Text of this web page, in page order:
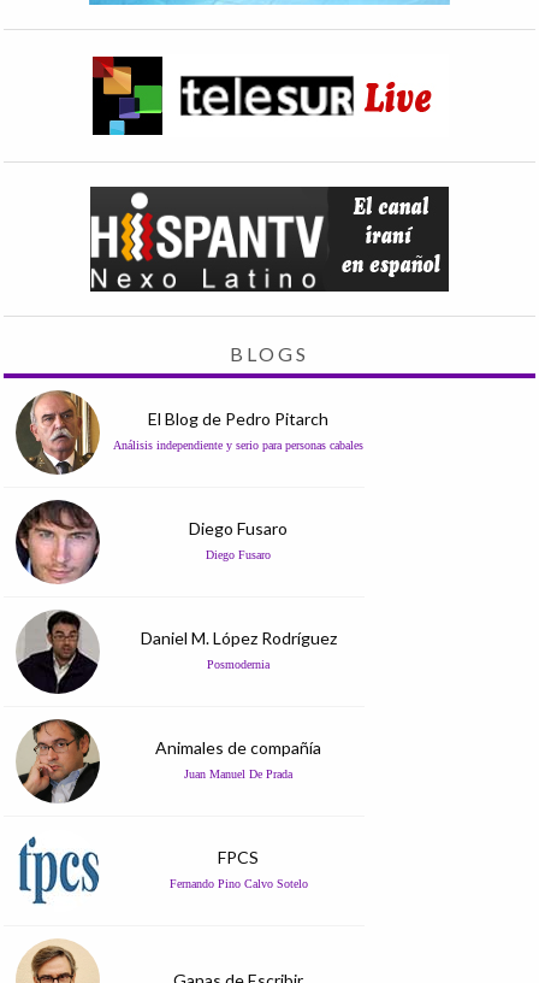
BLOGS
El Blog de Pedro Pitarch
Análisis independiente y serio para personas cabales
Diego Fusaro
Diego Fusaro
Daniel M. López Rodríguez
Posmodernia
Animales de compañía
Juan Manuel De Prada
FPCS
Fernando Pino Calvo Sotelo